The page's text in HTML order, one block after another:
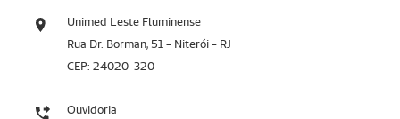
Unimed Leste Fluminense
Rua Dr. Borman, 51 - Niterói - RJ
CEP: 24020-320
Ouvidoria